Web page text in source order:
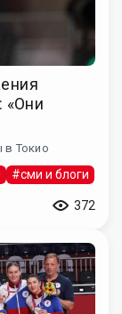
«Они
в Токио
#сми и блоги
372